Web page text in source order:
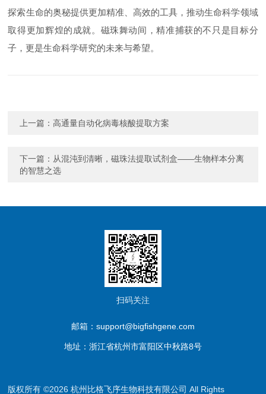
探索生命的奥秘提供更加精准、高效的工具，推动生命科学领域
取得更加辉煌的成就。磁珠舞动间，精准捕获的不只是目标分
子，更是生命科学研究的未来与希望。
上一篇：高通量自动化病毒核酸提取方案
下一篇： 从混沌到清晰，磁珠法提取试剂盒——生物样本分离
的智慧之选
扫码关注
邮箱：support@bigfishgene.com
地址：浙江省杭州市富阳区中秋路8号
版权所有 ©2026 杭州比格飞序生物科技有限公司 All Rights